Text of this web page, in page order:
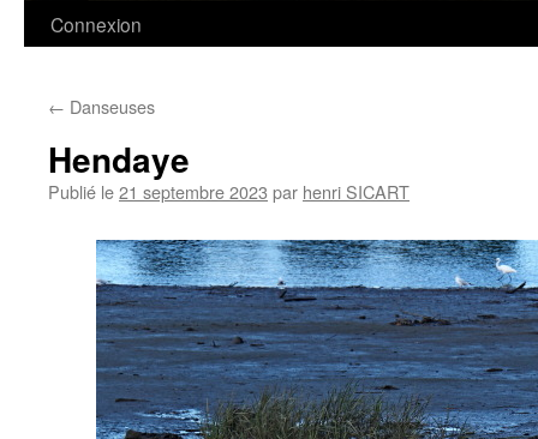
Connexion
← Danseuses
Hendaye
Publié le21 septembre 2023 par henri SICART